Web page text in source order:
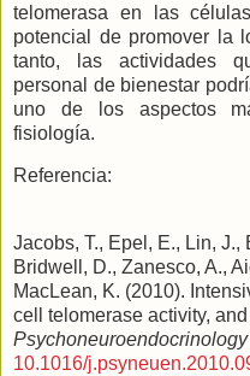
telomerasa en las
potencial de promover la
tanto, las actividades
personal de bienestar
uno de los aspectos
fisiología.
Referencia:
Jacobs, T., Epel, E., Lin,
Bridwell, D., Zanesco, A.,
MacLean, K. (2010).
cell telomerase activity,
Psychoneuroendocrinology
10.1016/